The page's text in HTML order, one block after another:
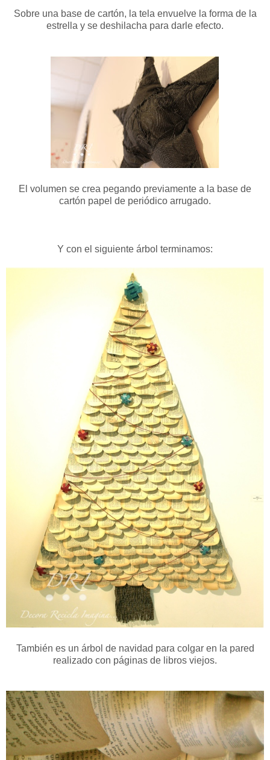
Sobre una base de cartón, la tela envuelve la forma de la
estrella y se deshilacha para darle efecto.
El volumen se crea pegando previamente a la base de
cartón papel de periódico arrugado.
Y con el siguiente árbol terminamos:
También es un árbol de navidad para colgar en la pared
realizado con páginas de libros viejos.